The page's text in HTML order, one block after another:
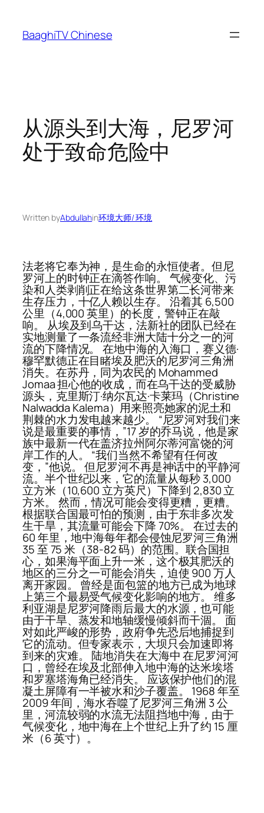
content
BaaghiTV Chinese
从源头到大海，尼罗河
处于致命危险中
Written byAbdullahin环境大师/ 环境
法老将它奉为神，是生命的永恒使者。但尼
罗河上的时钟正在滴答作响。 气候变化、污
染和人类剥削正在给这条世界第二长河带来
生存压力，十亿人赖以生存。 沿着其 6,500
公里（4,000 英里）的长度，警钟正在敲
响。 从埃及到乌干达，法新社的团队已经在
实地测量了一条流经非洲大陆十分之一的河
流的下降情况。 在地中海的入海口，赛义德·
穆罕默德正在目睹埃及肥沃的尼罗河三角洲
消失。在苏丹，同为农民的 Mohammed
Jomaa 担心他的收成，而在乌干达的受威胁
源头，克里斯汀·纳尔瓦达·卡莱玛（Christine
Nalwadda Kalema）用来照亮她家的泥土和
荆棘的水力发电越来越少。 “尼罗河对我们来
说是最重要的事情，”17 岁的乔马说，他是家
族中最新一代在盖济拉州阿尔蒂河富饶的河
岸工作的人。 “我们当然不希望有任何改
变，”他说。 但尼罗河不再是神话中的平静河
流。半个世纪以来，它的流量从每秒 3,000
立方米（10,600 立方英尺）下降到 2,830 立
方米。 然而，情况可能会变得更糟，更糟。
根据联合国最可怕的预测，由于东非多次发
生干旱，其流量可能会下降 70%。 在过去的
60 年里，地中海每年都会侵蚀尼罗河三角洲
35 至 75 米（38-82 码）的范围。联合国担
心，如果海平面上升一米，这个极其肥沃的
地区的三分之一可能会消失，迫使 900 万人
离开家园。 曾经是面包篮的地方已成为地球
上第三个最易受气候变化影响的地方。 维多
利亚湖是尼罗河降雨后最大的水源，也可能
由于干旱、蒸发和地轴缓慢倾斜而干涸。 面
对如此严峻的形势，政府争先恐后地捕捉到
它的流动。但专家表示，大坝只会加速即将
到来的灾难。 陆地消失在大海中 在尼罗河河
口，曾经在埃及北部伸入地中海的达米埃塔
和罗塞塔海角已经消失。 应该保护他们的混
凝土屏障有一半被水和沙子覆盖。 1968 年至
2009 年间，海水吞噬了尼罗河三角洲 3 公
里，河流较弱的水流无法阻挡地中海，由于
气候变化，地中海在上个世纪上升了约 15 厘
米（6 英寸）。